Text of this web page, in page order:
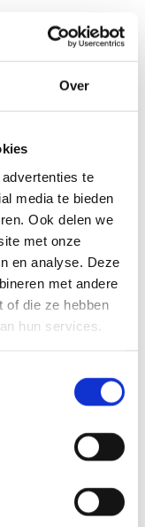
Over
te
media te bieden
Ook delen we
met onze
en analyse. Deze
met andere
of die ze hebben
hun services.
het
32.000 m2
in dit
Mountain.
voor BREEAM
en past